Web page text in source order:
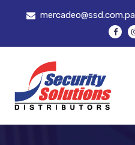
mercadeo@ssd.com.pa